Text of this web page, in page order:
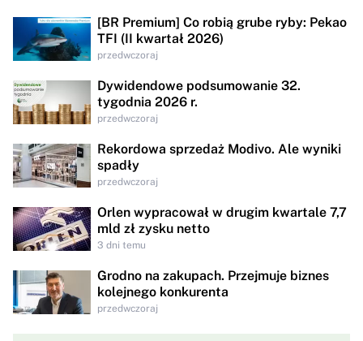
[BR Premium] Co robią grube ryby: Pekao
TFI (II kwartał 2026)
przedwczoraj
Dywidendowe podsumowanie 32.
tygodnia 2026 r.
przedwczoraj
Rekordowa sprzedaż Modivo. Ale wyniki
spadły
przedwczoraj
Orlen wypracował w drugim kwartale 7,7
mld zł zysku netto
3 dni temu
Grodno na zakupach. Przejmuje biznes
kolejnego konkurenta
przedwczoraj